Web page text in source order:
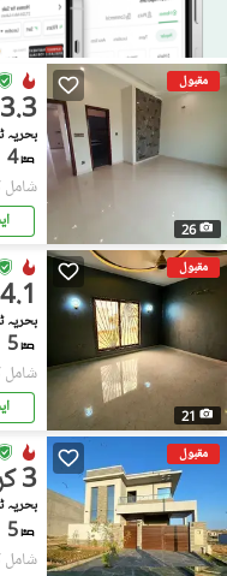
مقبول
26
3.3 کروڑ
بحریہ ٹاؤن
4
شامل
مقبول
21
4.1 کروڑ
بحریہ ٹاؤن
5
شامل
مقبول
3 کروڑ
بحریہ ٹاؤن
5
شامل کی:15